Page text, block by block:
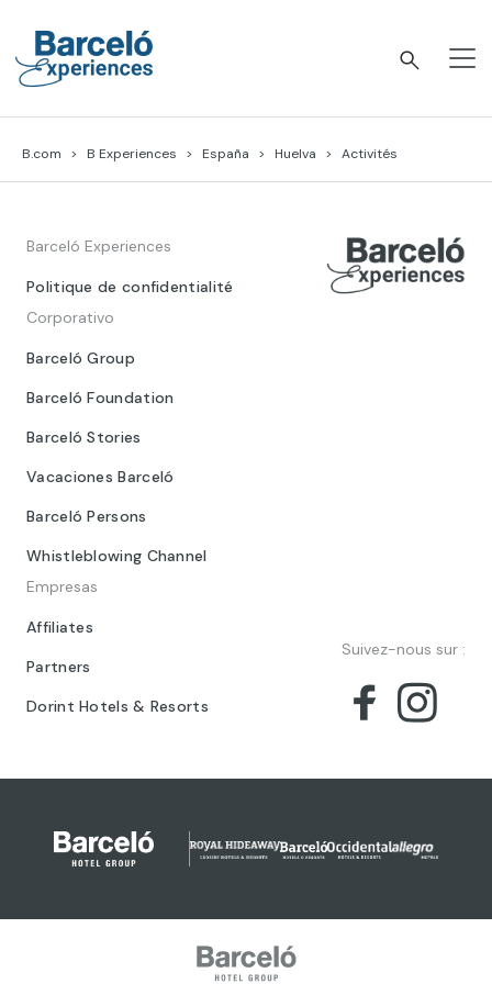
content
B.com B Experiences España Huelva Activités
Barceló Experiences
Politique de confidentialité
Corporativo
Barceló Group
Barceló Foundation
Barceló Stories
Vacaciones Barceló
Barceló Persons
Whistleblowing Channel
Empresas
Affiliates
Partners
Dorint Hotels & Resorts
Suivez-nous sur :